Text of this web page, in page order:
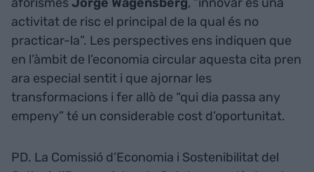
activitat de risc el principal de la qual és no
practicar-la”. Les perspectives ens indiquen que
en l’àmbit de l’economia circular aquesta cita pren
ara especial sentit i que ajornar les
transformacions i fer allò de “qui dia passa any
empeny” té un considerable cost d’oportunitat.
PD. La Comissió d’Economia i Sostenibilitat del